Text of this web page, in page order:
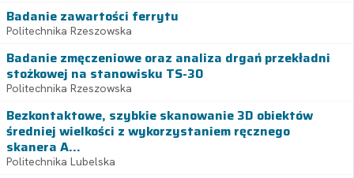
Badanie zawartości ferrytu
Politechnika Rzeszowska
Badanie zmęczeniowe oraz analiza drgań przekładni
stożkowej na stanowisku TS-30
Politechnika Rzeszowska
Bezkontaktowe, szybkie skanowanie 3D obiektów
średniej wielkości z wykorzystaniem ręcznego
skanera A...
Politechnika Lubelska